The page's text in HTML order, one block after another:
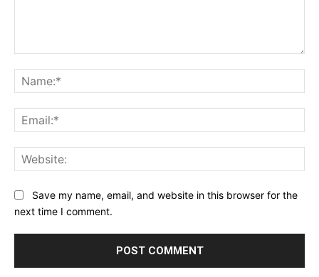
Save my name, email, and website in this browser for the
next time I comment.